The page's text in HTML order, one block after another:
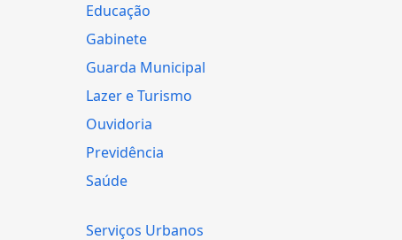
Educação
Gabinete
Guarda Municipal
Lazer e Turismo
Ouvidoria
Previdência
Saúde
Serviços Urbanos